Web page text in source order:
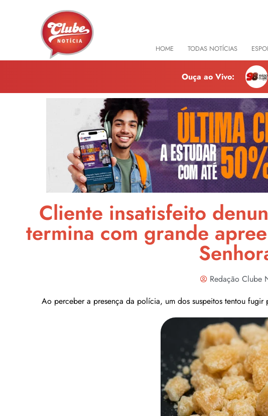
HOME TODAS NOTÍCIAS
Ouça ao Vivo:
Cliente insatisfeito
termina com grande
Redação Clube
Ao perceber a presença da polícia, um dos suspeitos tentou